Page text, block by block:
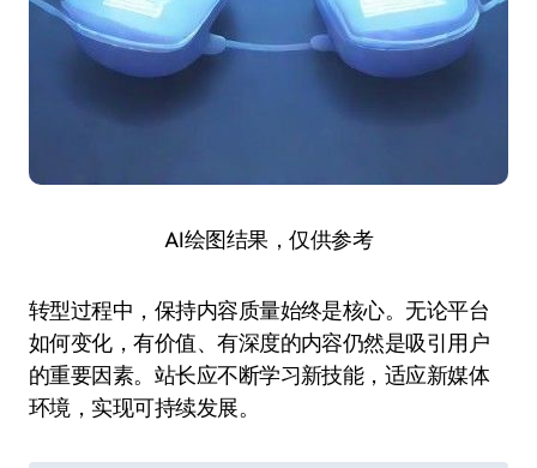
AI绘图结果，仅供参考
转型过程中，保持内容质量始终是核心。无论平台
如何变化，有价值、有深度的内容仍然是吸引用户
的重要因素。站长应不断学习新技能，适应新媒体
环境，实现可持续发展。